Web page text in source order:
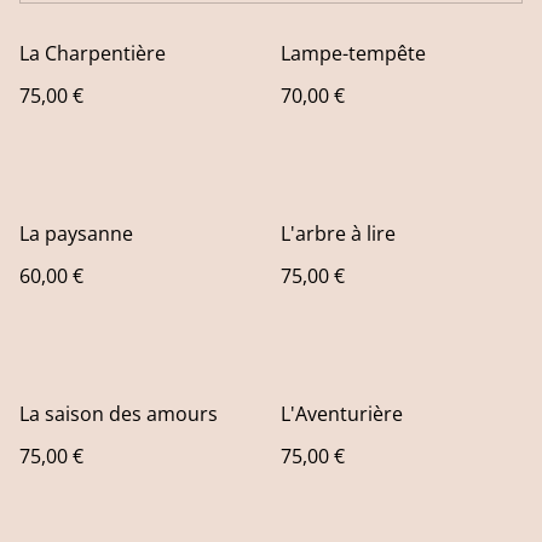
La Charpentière
75,00 €
Lampe-tempête
70,00 €
La paysanne
60,00 €
L'arbre à lire
75,00 €
La saison des amours
75,00 €
L'Aventurière
75,00 €